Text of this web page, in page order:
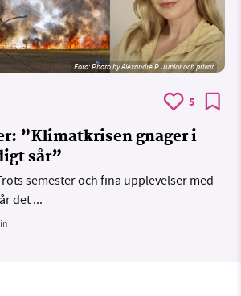
Foto:Photo by Alexandre P. Junior och privat
5
”Klimatkrisen gnager i
sår”
semester och fina upplevelser med
det ...